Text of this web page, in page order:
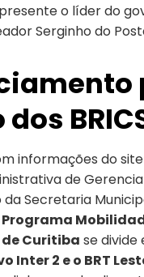
o líder do
Serginho do
informações do
de
Secretaria
Programa
Curitiba se divide
Inter 2 e o BRT